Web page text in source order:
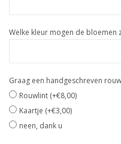
Welke kleur mogen de bloemen
Graag een handgeschreven
Rouwlint (+€8,00)
Kaartje (+€3,00)
neen, dank u